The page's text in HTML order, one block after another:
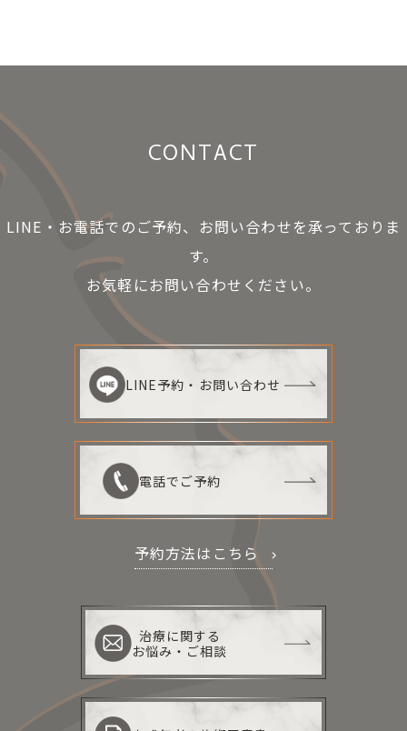
CONTACT
LINE・お電話でのご予約、お問い合わせを承っておりま
す。
お気軽にお問い合わせください。
LINE予約・お問い合わせ
電話でご予約
予約方法はこちら
治療に関する
お悩み・ご相談